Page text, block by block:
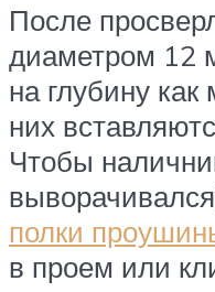
После
диаметром 12
на глубину
них
Чтобы
полки
в проем или